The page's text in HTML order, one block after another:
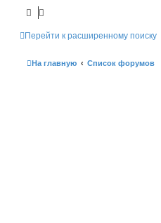
Перейти к расширенному поиску
На главную Список форумов